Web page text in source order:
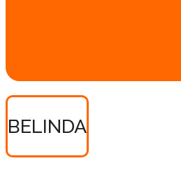
BELINDA